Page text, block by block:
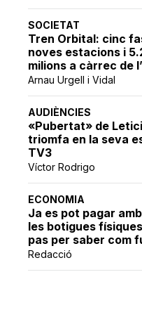
SOCIETAT
Tren Orbital: cinc
noves estacions i
milions a càrrec de
Arnau Urgell i Vidal
AUDIÈNCIES
«Pubertat» de
triomfa en la seva
TV3
Víctor Rodrigo
ECONOMIA
Ja es pot pagar
les botigues
pas per saber com
Redacció